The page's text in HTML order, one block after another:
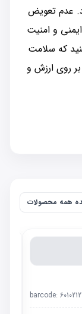
عدم تعویض
و امنیت
که سلامت
بر روی ارزش و
همه محصولات
barcode: